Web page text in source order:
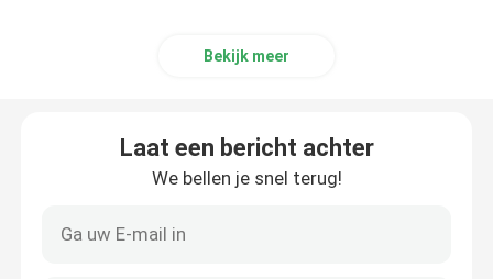
Bekijk meer
Laat een bericht achter
We bellen je snel terug!